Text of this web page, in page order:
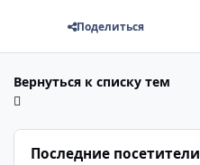
Поделиться
Вернуться к списку тем
Последние посетители